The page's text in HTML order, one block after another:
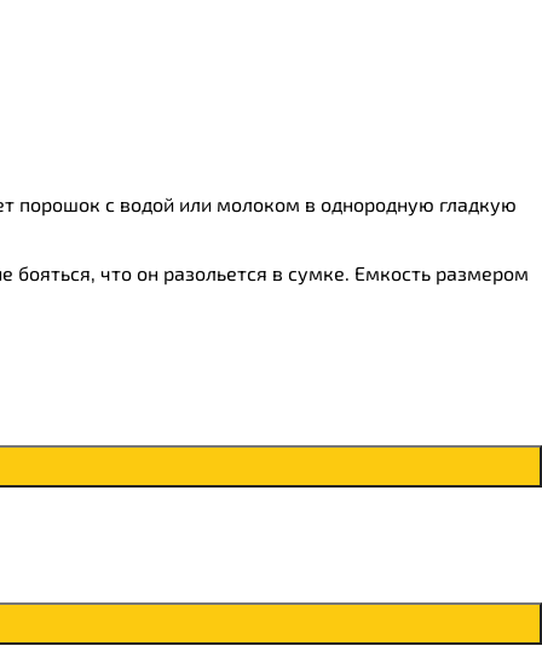
порошок с водой или молоком в однородную гладкую
что он разольется в сумке. Емкость размером